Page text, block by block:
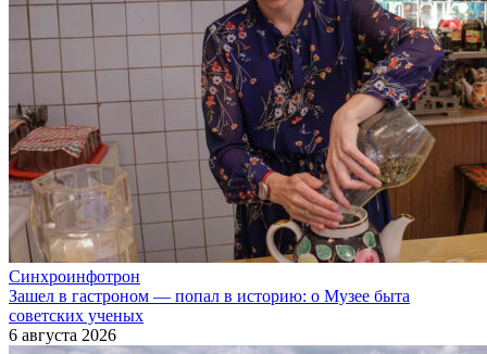
Синхроинфотрон
Зашел в гастроном — попал в историю: о Музее быта
советских ученых
6 августа 2026